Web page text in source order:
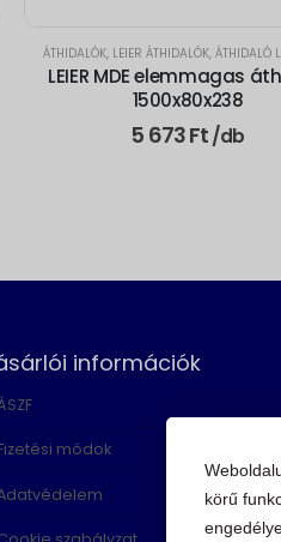
körű
ÁTHIDALÓK, LEIER ÁTHIDALÓK,ÁTHIDALÓ LEIER
LEIER MDE elemmagas
1500x80x238
5 673Ft/db
információk
módok